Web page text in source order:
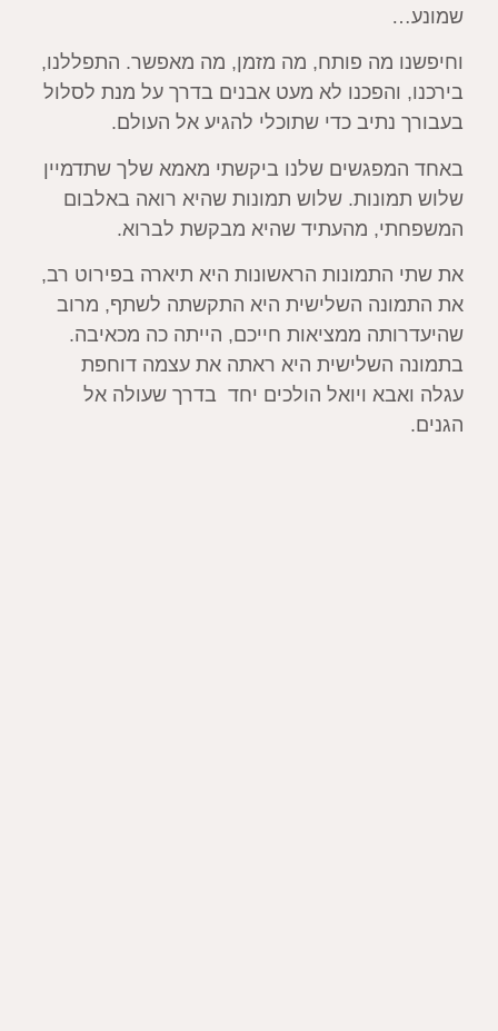
שמונע…
וחיפשנו מה פותח, מה מזמן, מה מאפשר. התפללנו,
בירכנו, והפכנו לא מעט אבנים בדרך על מנת לסלול
בעבורך נתיב כדי שתוכלי להגיע אל העולם.
באחד המפגשים שלנו ביקשתי מאמא שלך שתדמיין
שלוש תמונות. שלוש תמונות שהיא רואה באלבום
המשפחתי, מהעתיד שהיא מבקשת לברוא.
את שתי התמונות הראשונות היא תיארה בפירוט רב,
את התמונה השלישית היא התקשתה לשתף, מרוב
שהיעדרותה ממציאות חייכם, הייתה כה מכאיבה.
בתמונה השלישית היא ראתה את עצמה דוחפת
עגלה ואבא ויואל הולכים יחד בדרך שעולה אל
הגנים.